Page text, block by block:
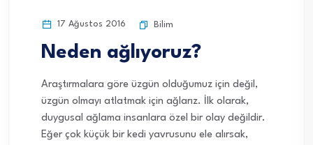
17 Ağustos 2016 Bilim
Neden ağlıyoruz?
Araştırmalara göre üzgün olduğumuz için değil,
üzgün olmayı atlatmak için ağlarız. İlk olarak,
duygusal ağlama insanlara özel bir olay değildir.
Eğer çok küçük bir kedi yavrusunu ele alırsak,